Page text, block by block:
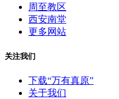
周至教区
西安南堂
更多网站
关注我们
下载“万有真原”
关于我们